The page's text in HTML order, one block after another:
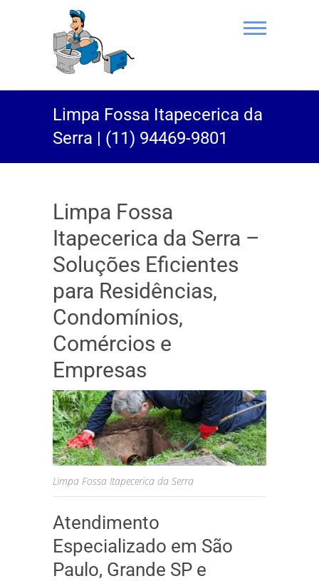
(11) 94469-
9801 |
Desentupidora
Rei do Esgoto
Limpa Fossa Itapecerica da
Serra | (11) 94469-9801
Limpa Fossa
Itapecerica da Serra –
Soluções Eficientes
para Residências,
Condomínios,
Comércios e
Empresas
Limpa Fossa Itapecerica da Serra
Atendimento
Especializado em São
Paulo, Grande SP e